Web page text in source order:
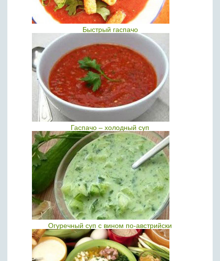
Быстрый гаспачо
Гаспачо – холодный суп
Огуречный суп с вином по-австрийски